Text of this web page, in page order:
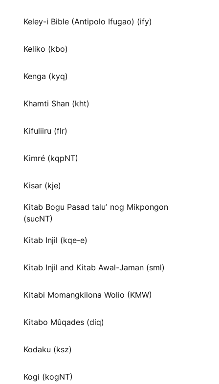
Keley-i Bible (Antipolo Ifugao) (ify)
Keliko (kbo)
Kenga (kyq)
Khamti Shan (kht)
Kifuliiru (flr)
Kimré (kqpNT)
Kisar (kje)
Kitab Bogu Pasad taluʼ nog Mikpongon
(sucNT)
Kitab Injil (kqe-e)
Kitab Injil and Kitab Awal-Jaman (sml)
Kitabi Momangkilona Wolio (KMW)
Kitabo Mûqades (diq)
Kodaku (ksz)
Kogi (kogNT)